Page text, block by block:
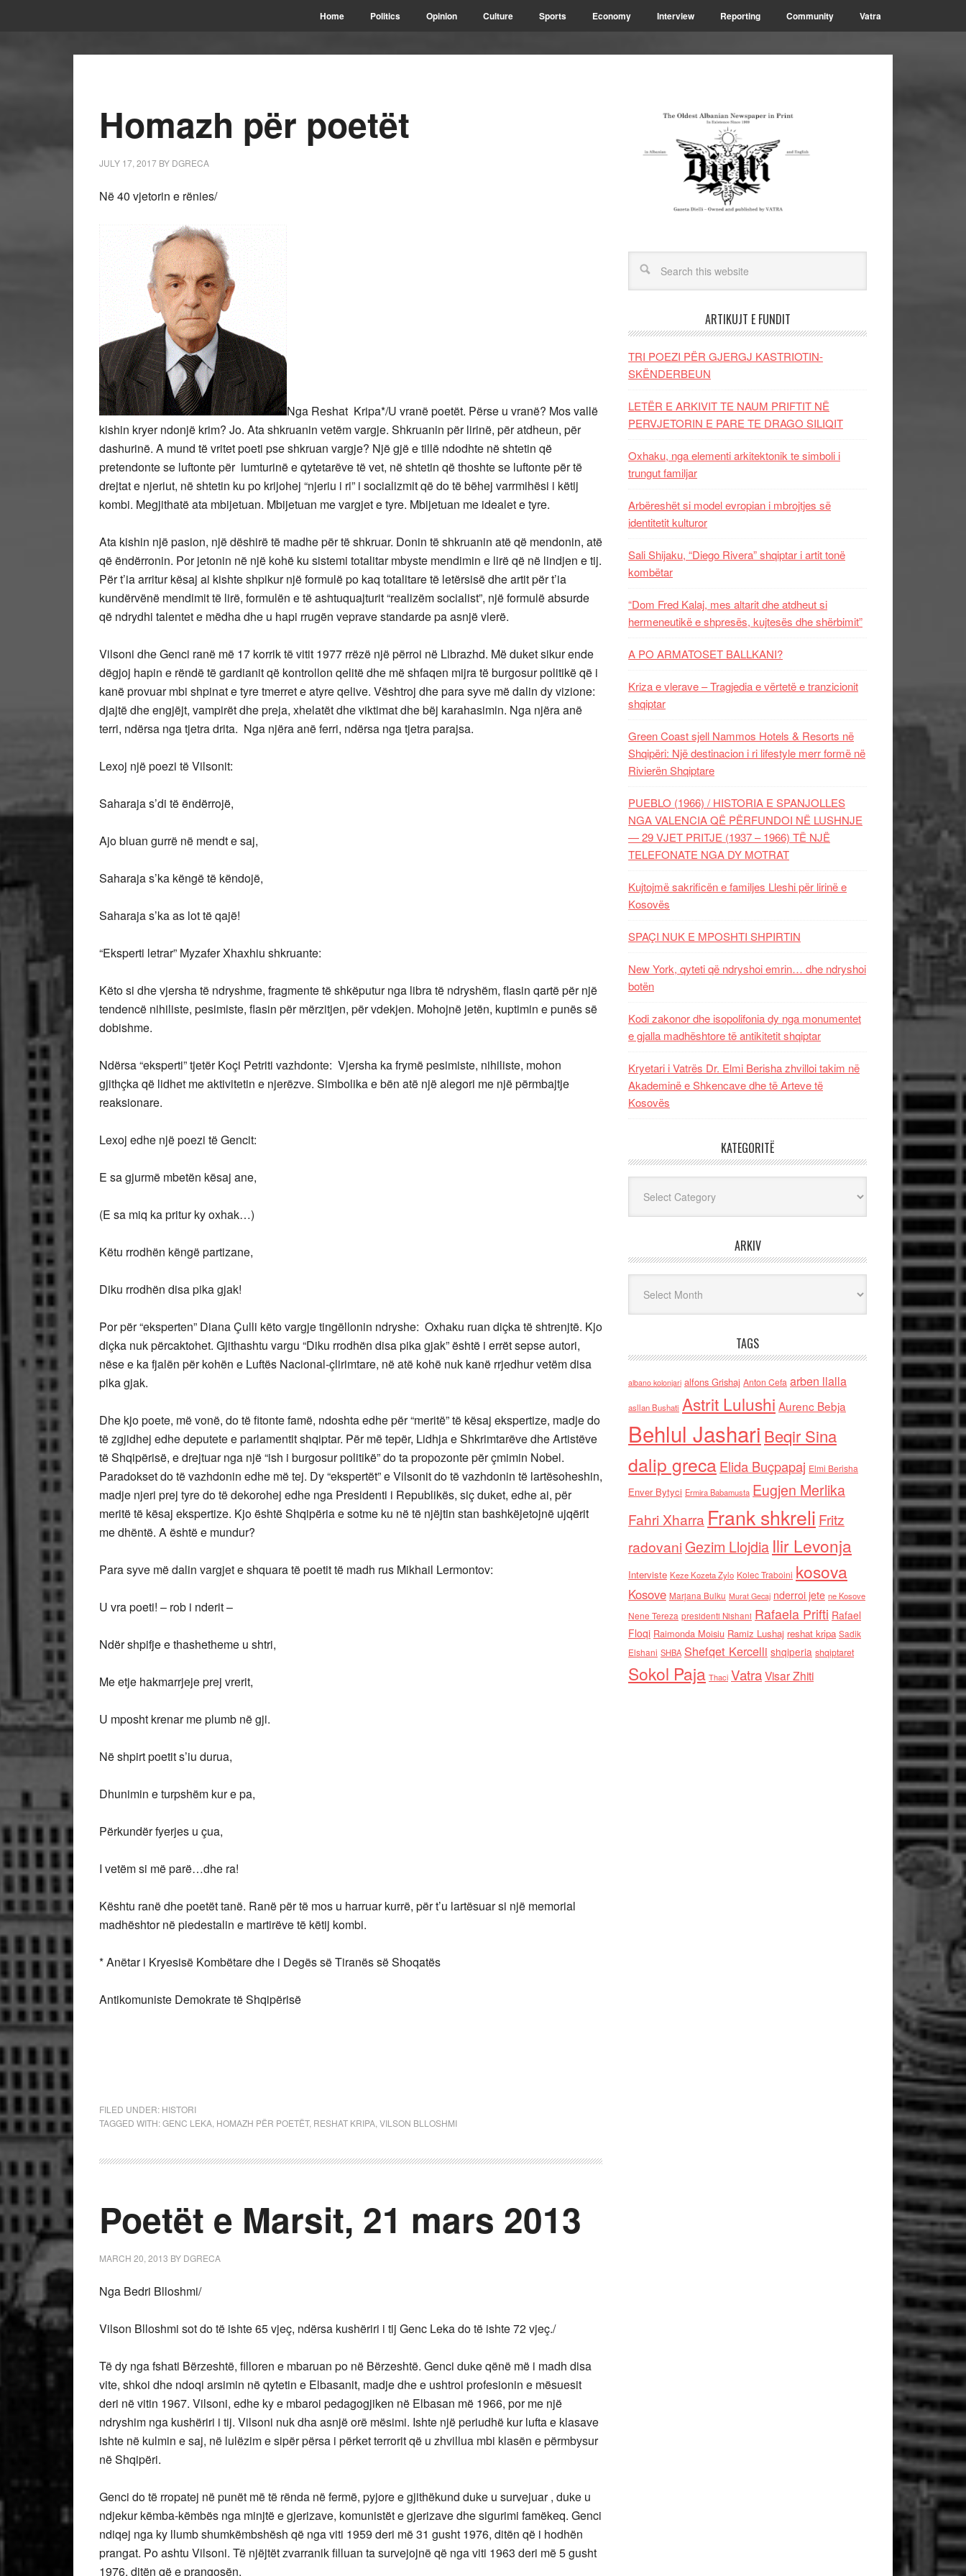
Home Politics Opinion Culture Sports Economy Interview Reporting Community Vatra
Homazh për poetët
JULY 17, 2017 BY DGRECA
Në 40 vjetorin e rënies/
Nga Reshat Kripa*/U vranë poetët. Përse u vranë? Mos vallë
kishin kryer ndonjë krim? Jo. Ata shkruanin vetëm vargje. Shkruanin për lirinë, për atdheun, për
dashurinë. A mund të vritet poeti pse shkruan vargje? Një gjë e tillë ndodhte në shtetin që
pretendonte se luftonte për lumturinë e qytetarëve të vet, në shtetin që thoshte se luftonte për të
drejtat e njeriut, në shtetin ku po krijohej “njeriu i ri” i socializmit që do të bëhej varrmihësi i këtij
kombi. Megjithatë ata mbijetuan. Mbijetuan me vargjet e tyre. Mbijetuan me idealet e tyre.
Ata kishin një pasion, një dëshirë të madhe për të shkruar. Donin të shkruanin atë që mendonin, atë
që ëndërronin. Por jetonin në një kohë ku sistemi totalitar mbyste mendimin e lirë që në lindjen e tij.
Për t’ia arritur kësaj ai kishte shpikur një formulë po kaq totalitare të letërsisë dhe artit për t’ia
kundërvënë mendimit të lirë, formulën e të ashtuquajturit “realizëm socialist”, një formulë absurde
që ndrydhi talentet e mëdha dhe u hapi rrugën veprave standarde pa asnjë vlerë.
Vilsoni dhe Genci ranë më 17 korrik të vitit 1977 rrëzë një përroi në Librazhd. Më duket sikur ende
dëgjoj hapin e rëndë të gardianit që kontrollon qelitë dhe më shfaqen mijra të burgosur politikë që i
kanë provuar mbi shpinat e tyre tmerret e atyre qelive. Vështroj dhe para syve më dalin dy vizione:
djajtë dhe engjëjt, vampirët dhe preja, xhelatët dhe viktimat dhe bëj karahasimin. Nga njëra anë
terri, ndërsa nga tjetra drita. Nga njëra anë ferri, ndërsa nga tjetra parajsa.
Lexoj një poezi të Vilsonit:
Saharaja s’di të ëndërrojë,
Ajo bluan gurrë në mendt e saj,
Saharaja s’ka këngë të këndojë,
Saharaja s’ka as lot të qajë!
“Eksperti letrar” Myzafer Xhaxhiu shkruante:
Këto si dhe vjersha të ndryshme, fragmente të shkëputur nga libra të ndryshëm, flasin qartë për një
tendencë nihiliste, pesimiste, flasin për mërzitjen, për vdekjen. Mohojnë jetën, kuptimin e punës së
dobishme.
Ndërsa “eksperti” tjetër Koçi Petriti vazhdonte: Vjersha ka frymë pesimiste, nihiliste, mohon
gjithçka që lidhet me aktivitetin e njerëzve. Simbolika e bën atë një alegori me një përmbajtje
reaksionare.
Lexoj edhe një poezi të Gencit:
E sa gjurmë mbetën kësaj ane,
(E sa miq ka pritur ky oxhak…)
Këtu rrodhën këngë partizane,
Diku rrodhën disa pika gjak!
Por për “eksperten” Diana Çulli këto vargje tingëllonin ndryshe: Oxhaku ruan diçka të shtrenjtë. Kjo
diçka nuk përcaktohet. Gjithashtu vargu “Diku rrodhën disa pika gjak” është i errët sepse autori,
nëse e ka fjalën për kohën e Luftës Nacional-çlirimtare, në atë kohë nuk kanë rrjedhur vetëm disa
pika gjak.
Dhe kjo poete, më vonë, do të fitonte famë, ndoshta edhe për “meritë” të kësaj ekspertize, madje do
të zgjidhej edhe deputete e parlamentit shqiptar. Për më tepër, Lidhja e Shkrimtarëve dhe Artistëve
të Shqipërisë, e drejtuar nga një “ish i burgosur politikë” do ta propozonte për çmimin Nobel.
Paradokset do të vazhdonin edhe më tej. Dy “ekspertët” e Vilsonit do të vazhdonin të lartësoheshin,
madje njeri prej tyre do të dekorohej edhe nga Presidenti i Republikës, siç duket, edhe ai, për
meritë të kësaj ekspertize. Kjo është Shqipëria e sotme ku në të njëjtin stan bashkëjetojnë ujqërit
me dhëntë. A është e mundur?
Para syve më dalin vargjet e shquara të poetit të madh rus Mikhail Lermontov:
U vra poeti! – rob i nderit –
Ndër shpifje e thashetheme u shtri,
Me etje hakmarrjeje prej vrerit,
U mposht krenar me plumb në gji.
Në shpirt poetit s’iu durua,
Dhunimin e turpshëm kur e pa,
Përkundër fyerjes u çua,
I vetëm si më parë…dhe ra!
Kështu ranë dhe poetët tanë. Ranë për të mos u harruar kurrë, për t’u lartësuar si një memorial
madhështor në piedestalin e martirëve të këtij kombi.
* Anëtar i Kryesisë Kombëtare dhe i Degës së Tiranës së Shoqatës
Antikomuniste Demokrate të Shqipërisë
FILED UNDER: HISTORI
TAGGED WITH:GENC LEKA HOMAZH PËR POETËT, RESHAT KRIPA VILSON BLLOSHMI
Poetët e Marsit, 21 mars 2013
MARCH 20, 2013 BY DGRECA
Nga Bedri Blloshmi/
Vilson Blloshmi sot do të ishte 65 vjeç, ndërsa kushëriri i tij Genc Leka do të ishte 72 vjeç./
Të dy nga fshati Bërzeshtë, filloren e mbaruan po në Bërzeshtë. Genci duke qënë më i madh disa
vite, shkoi dhe ndoqi arsimin në qytetin e Elbasanit, madje dhe e ushtroi profesionin e mësuesit
deri në vitin 1967. Vilsoni, edhe ky e mbaroi pedagogjiken në Elbasan më 1966, por me një
ndryshim nga kushëriri i tij. Vilsoni nuk dha asnjë orë mësimi. Ishte një periudhë kur lufta e klasave
ishte në kulmin e saj, në lulëzim e sipër përsa i përket terrorit që u zhvillua mbi klasën e përmbysur
në Shqipëri.
Genci do të rropatej në punët më të rënda në fermë, pyjore e gjithëkund duke u survejuar , duke u
ndjekur këmba-këmbës nga minjtë e gjerizave, komunistët e gjerizave dhe sigurimi famëkeq. Genci
ndiqej nga ky llumb shumkëmbshësh që nga viti 1959 deri më 31 gusht 1976, ditën që i hodhën
prangat. Po ashtu Vilsoni. Të njëjtët zvarranik filluan ta survejojnë që nga viti 1963 deri më 5 gusht
1976, ditën që e prangosën.
ARTIKUJT E FUNDIT
TRI POEZI PËR GJERGJ KASTRIOTIN-
SKËNDERBEUN
LETËR E ARKIVIT TE NAUM PRIFTIT NË
PERVJETORIN E PARE TE DRAGO SILIQIT
Oxhaku, nga elementi arkitektonik te simboli i
trungut familjar
Arbëreshët si model evropian i mbrojtjes së
identitetit kulturor
Sali Shijaku, “Diego Rivera” shqiptar i artit tonë
kombëtar
“Dom Fred Kalaj, mes altarit dhe atdheut si
hermeneutikë e shpresës, kujtesës dhe shërbimit”
A PO ARMATOSET BALLKANI?
Kriza e vlerave – Tragjedia e vërtetë e tranzicionit
shqiptar
Green Coast sjell Nammos Hotels & Resorts në
Shqipëri: Një destinacion i ri lifestyle merr formë në
Rivierën Shqiptare
PUEBLO (1966) / HISTORIA E SPANJOLLES
NGA VALENCIA QË PËRFUNDOI NË LUSHNJE
— 29 VJET PRITJE (1937 – 1966) TË NJË
TELEFONATE NGA DY MOTRAT
Kujtojmë sakrificën e familjes Lleshi për lirinë e
Kosovës
SPAÇI NUK E MPOSHTI SHPIRTIN
New York, qyteti që ndryshoi emrin… dhe ndryshoi
botën
Kodi zakonor dhe isopolifonia dy nga monumentet
e gjalla madhështore të antikitetit shqiptar
Kryetari i Vatrës Dr. Elmi Berisha zhvilloi takim në
Akademinë e Shkencave dhe të Arteve të
Kosovës
KATEGORITË
ARKIV
TAGS
albano kolonjari alfons Grishaj Anton Cefa arben llalla
asllan Bushati Astrit Lulushi Aurenc Bebja
Behlul Jashari Beqir Sina
dalip grecaElida Buçpapaj Elmi Berisha
Enver Bytyci Ermira Babamusta Eugjen Merlika
Fahri Xharra Frank shkreli Fritz
radovaniGezim Llojdia Ilir Levonja
Interviste Keze Kozeta Zylo Kolec Traboini kosova
Kosove Marjana Bulku Murat Gecaj nderroi jete ne Kosove
Nene Tereza presidenti Nishani Rafaela Prifti Rafael
Floqi Raimonda Moisiu Ramiz Lushaj reshat kripa Sadik
Elshani SHBA Shefqet Kercelli shqiperia shqiptaret
Sokol Paja Thaci VatraVisar Zhiti